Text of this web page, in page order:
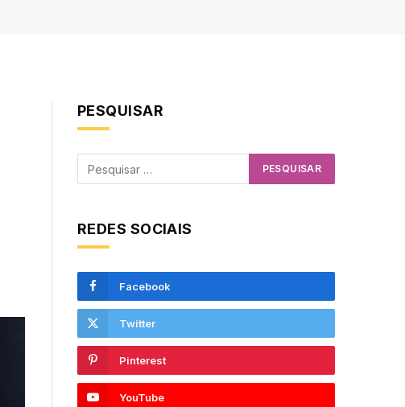
PESQUISAR
REDES SOCIAIS
Facebook
Twitter
Pinterest
YouTube